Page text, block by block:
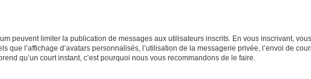
peuvent limiter la publication de messages aux utilisateurs inscrits. En vous inscrivant,
l’affichage d’avatars personnalisés, l’utilisation de la messagerie privée, l’envoi de
qu’un court instant, c’est pourquoi nous vous recommandons de le faire.